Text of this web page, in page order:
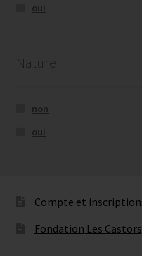
oui
Nature
non
oui
Compte et inscription
Fondation Les Castors